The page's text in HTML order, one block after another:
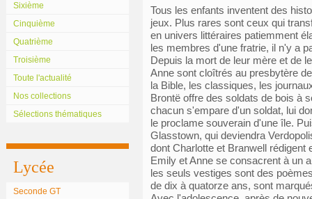
Sixième
Cinquième
Quatrième
Troisième
Toute l'actualité
Nos collections
Sélections thématiques
Lycée
Seconde GT
Tous les enfants inventent des
jeux. Plus rares sont ceux qui
en univers littéraires patiemment
les membres d'une fratrie, il n'y a
Depuis la mort de leur mère et de
Anne sont cloîtrés au presbytère
la Bible, les classiques, les
Brontë offre des soldats de bois à
chacun s'empare d'un soldat, lui
le proclame souverain d'une île.
Glasstown, qui deviendra
dont Charlotte et Branwell rédigent
Emily et Anne se consacrent à un
les seuls vestiges sont des
de dix à quatorze ans, sont